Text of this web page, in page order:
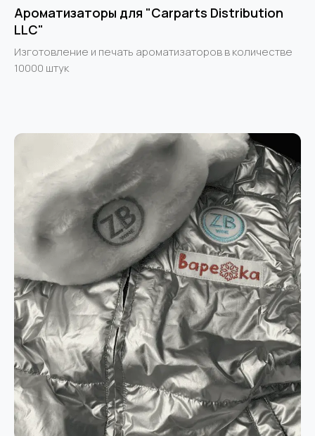
Ароматизаторы для "Carparts Distribution
LLC"
Изготовление и печать ароматизаторов в количестве
10000 штук